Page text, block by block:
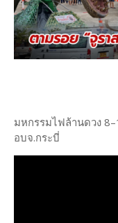
มหกรรมไฟล้านดวง
อบจ.กระบี่